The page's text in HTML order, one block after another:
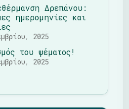
Δρεπάνου:
ημερομηνίες και
2025
του ψέματος!
2025